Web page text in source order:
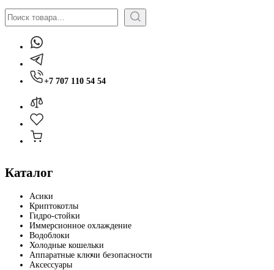
Поиск
+7 707 110 54 54
Каталог
Асики
Криптокотлы
Гидро-стойки
Иммерсионное охлаждение
Водоблоки
Холодные кошельки
Аппаратные ключи безопасности
Аксессуары